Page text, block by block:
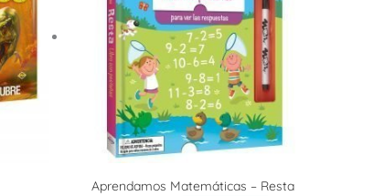
Aprendamos Matemáticas – Resta